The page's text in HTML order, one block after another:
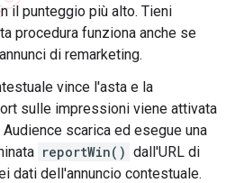
il punteggio più alto. Tieni
procedura funziona anche se
di remarketing.
vince l'asta e la
sulle impressioni viene attivata
scarica ed esegue una
reportWin() dall'URL di
dati dell'annuncio contestuale.